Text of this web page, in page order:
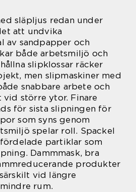
släpljus redan under
att undvika
av sandpapper och
både arbetsmiljö och
slipklossar räcker
men slipmaskiner med
snabbare arbete och
större ytor. Finare
för sista slipningen för
som syns genom
spelar roll. Spackel
partiklar som
Dammmask, bra
produkter
vid längre
rum.